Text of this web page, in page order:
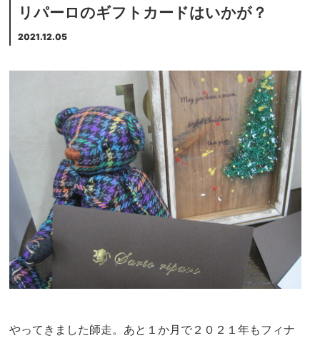
リパーロのギフトカードはいかが？
2021.12.05
やってきました師走。あと１か月で２０２１年もフィナ